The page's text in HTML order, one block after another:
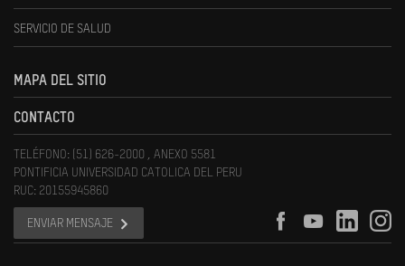
SERVICIO DE SALUD
MAPA DEL SITIO
CONTACTO
TELÉFONO: (51) 626-2000 , ANEXO 5581
PONTIFICIA UNIVERSIDAD CATOLICA DEL PERU
RUC: 20155945860
ENVIAR MENSAJE